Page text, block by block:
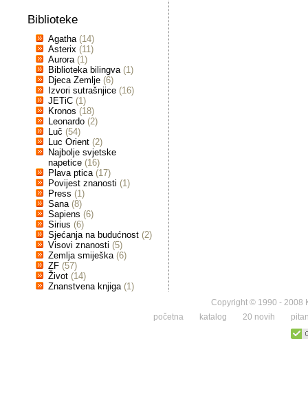
Biblioteke
Agatha (14)
Asterix (11)
Aurora (1)
Biblioteka bilingva (1)
Djeca Zemlje (6)
Izvori sutrašnjice (16)
JETiC (1)
Kronos (18)
Leonardo (2)
Luč (54)
Luc Orient (2)
Najbolje svjetske
napetice (16)
Plava ptica (17)
Povijest znanosti (1)
Press (1)
Sana (8)
Sapiens (6)
Sirius (6)
Sjećanja na budućnost (2)
Visovi znanosti (5)
Zemlja smiješka (6)
ZF (57)
Život (14)
Znanstvena knjiga (1)
Copyright © 1990 - 2008
početna
katalog 20 novih